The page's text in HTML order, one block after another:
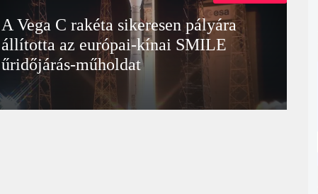
A Vega C rakéta sikeresen pályára
állította az európai-kínai SMILE
űridőjárás-műholdat